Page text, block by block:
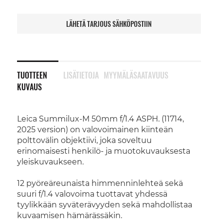
LÄHETÄ TARJOUS SÄHKÖPOSTIIN
TUOTTEEN
KUVAUS
Leica Summilux-M 50mm f/1.4 ASPH. (11714,
2025 version) on valovoimainen kiinteän
polttovälin objektiivi, joka soveltuu
erinomaisesti henkilö- ja muotokuvauksesta
yleiskuvaukseen.
12 pyöreäreunaista himmenninlehteä sekä
suuri f/1.4 valovoima tuottavat yhdessä
tyylikkään syväterävyyden sekä mahdollistaa
kuvaamisen hämärässäkin.
LISÄTIETOJA MYYMÄLÄSAATAVUUS